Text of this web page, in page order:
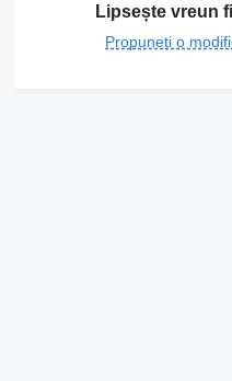
Lipsește vreun
Propuneți o